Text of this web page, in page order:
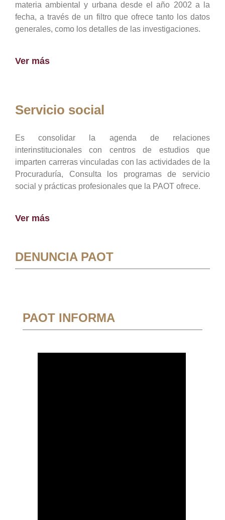
materia ambiental y urbana desde el año 2002 a la
fecha, a través de un filtro que ofrece tanto los datos
generales, como los detalles de las investigaciones.
Ver más
Servicio social
Es consolidar la agenda de relaciones
interinstitucionales con centros de estudios que
imparten carreras vinculadas con las actividades de la
Procuraduría, Consulta los programas de servicio
social y prácticas profesionales que la PAOT ofrece.
Ver más
DENUNCIA PAOT
PAOT INFORMA